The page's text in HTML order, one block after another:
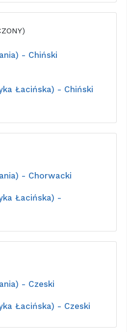
- Chiński
Łacińska) - Chiński
- Chorwacki
Łacińska) -
- Czeski
Łacińska) - Czeski